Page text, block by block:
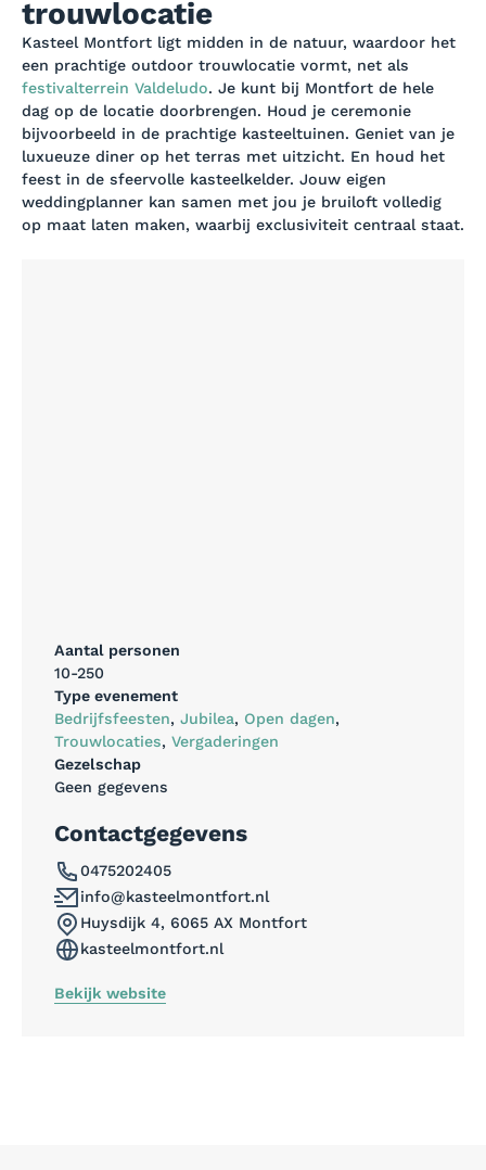
trouwlocatie
Kasteel Montfort ligt midden in de natuur, waardoor het
een prachtige outdoor trouwlocatie vormt, net als
festivalterrein Valdeludo. Je kunt bij Montfort de hele
dag op de locatie doorbrengen. Houd je ceremonie
bijvoorbeeld in de prachtige kasteeltuinen. Geniet van je
luxueuze diner op het terras met uitzicht. En houd het
feest in de sfeervolle kasteelkelder. Jouw eigen
weddingplanner kan samen met jou je bruiloft volledig
op maat laten maken, waarbij exclusiviteit centraal staat.
Aantal personen
10-250
Type evenement
Bedrijfsfeesten, Jubilea, Open dagen,
Trouwlocaties, Vergaderingen
Gezelschap
Geen gegevens
Contactgegevens
0475202405
info@kasteelmontfort.nl
Huysdijk 4, 6065 AX Montfort
kasteelmontfort.nl
Bekijk website